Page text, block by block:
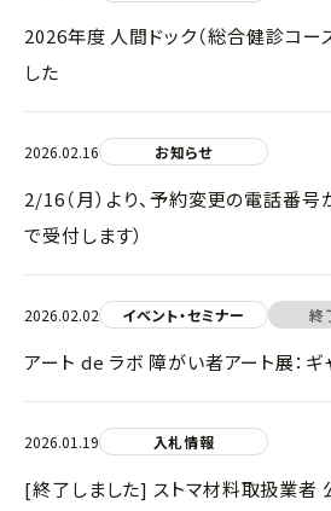
2026年度 人間ドック（総合健診コー
した
2026.02.16 お知らせ
2/16（月）より、予約変更の電話番
で受付します）
2026.02.02 イベント・セミナー 終
アート de ラボ 障がい者アート展：ギ
2026.01.19 入札情報
[終了しました] ストマ材料取扱業者